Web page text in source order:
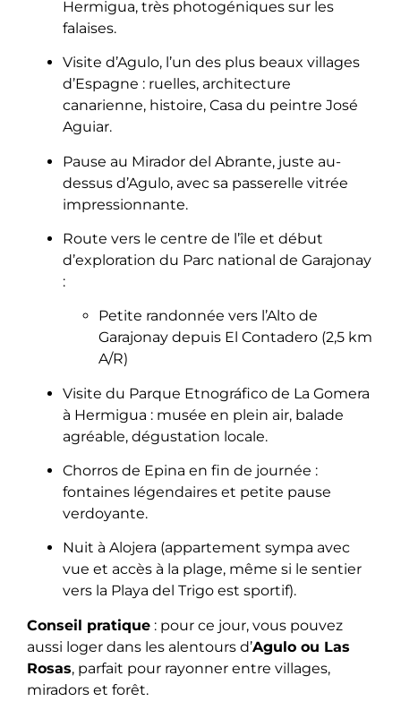
Hermigua, très photogéniques sur les
falaises.
Visite d’Agulo, l’un des plus beaux villages
d’Espagne : ruelles, architecture
canarienne, histoire, Casa du peintre José
Aguiar.
Pause au Mirador del Abrante, juste au-
dessus d’Agulo, avec sa passerelle vitrée
impressionnante.
Route vers le centre de l’île et début
d’exploration du Parc national de Garajonay
:
Petite randonnée vers l’Alto de
Garajonay depuis El Contadero (2,5 km
A/R)
Visite du Parque Etnográfico de La Gomera
à Hermigua : musée en plein air, balade
agréable, dégustation locale.
Chorros de Epina en fin de journée :
fontaines légendaires et petite pause
verdoyante.
Nuit à Alojera (appartement sympa avec
vue et accès à la plage, même si le sentier
vers la Playa del Trigo est sportif).
Conseil pratique : pour ce jour, vous pouvez
aussi loger dans les alentours d’Agulo ou Las
Rosas, parfait pour rayonner entre villages,
miradors et forêt.